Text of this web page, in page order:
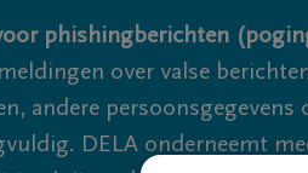
phishingberichten
over valse
andere
DELA onderneemt